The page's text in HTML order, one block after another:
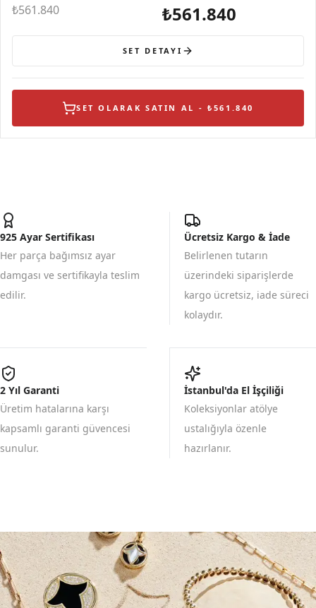
Gümüş Yüzük
₺561.840 ₺561.840
SET DETAYI
SET OLARAK SATIN AL - ₺561.840
925 Ayar Sertifikası
Her parça bağımsız ayar
damgası ve sertifikayla teslim
edilir.
Ücretsiz Kargo & İade
Belirlenen tutarın
üzerindeki siparişlerde
kargo ücretsiz, iade süreci
kolaydır.
2 Yıl Garanti
Üretim hatalarına karşı
kapsamlı garanti güvencesi
sunulur.
İstanbul'da El İşçiliği
Koleksiyonlar atölye
ustalığıyla özenle
hazırlanır.